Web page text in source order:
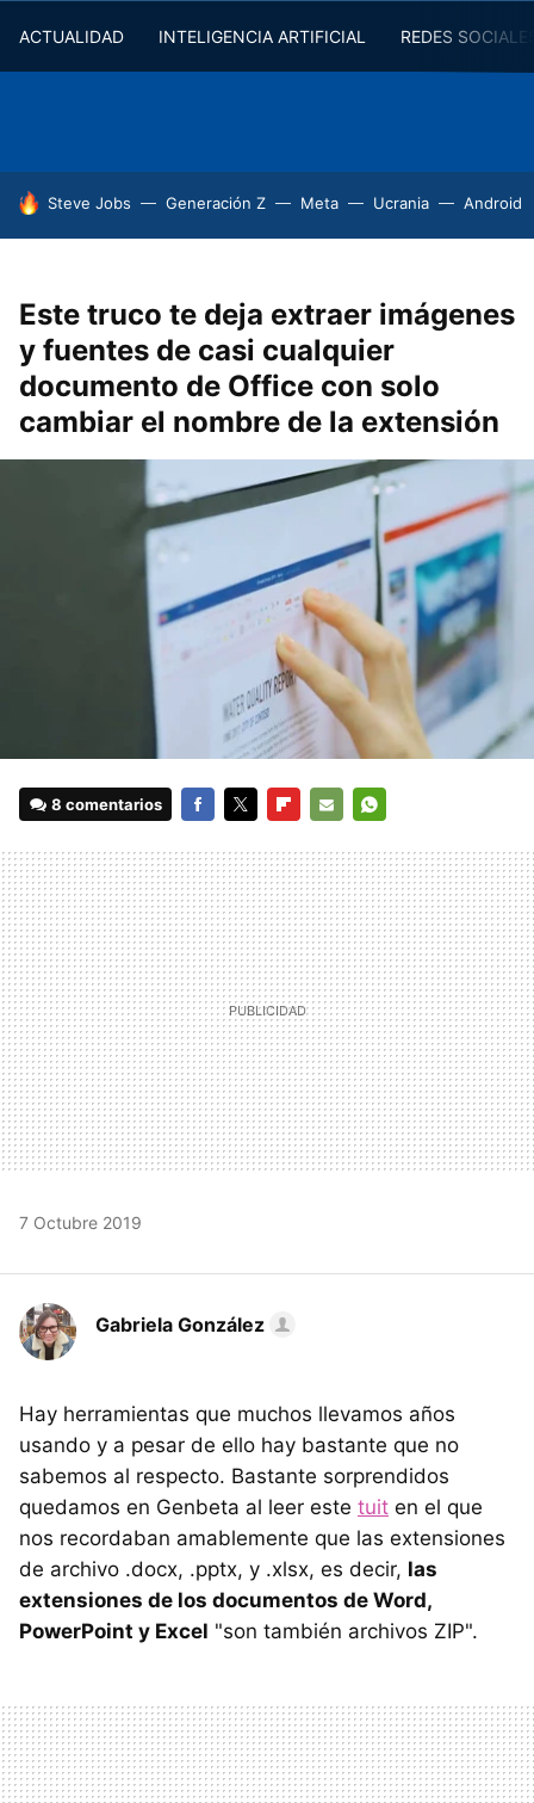
ACTUALIDAD INTELIGENCIA ARTIFICIAL REDES
HOY SE HABLA DE
Steve Jobs Generación Z Meta Ucrania Android
Este truco te deja extraer imágenes
y fuentes de casi cualquier
documento de Office con solo
cambiar el nombre de la extensión
8 comentarios
MAIL
7 Octubre 2019
Gabriela González
Hay herramientas que muchos llevamos años
usando y a pesar de ello hay bastante que no
sabemos al respecto. Bastante sorprendidos
quedamos en Genbeta al leer este tuit en el que
nos recordaban amablemente que las extensiones
de archivo .docx, .pptx, y .xlsx, es decir, las
extensiones de los documentos de Word,
PowerPoint y Excel "son también archivos ZIP".